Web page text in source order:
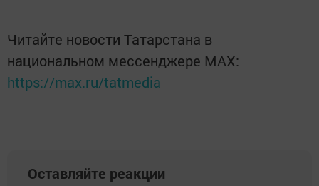
Читайте новости Татарстана в
национальном мессенджере MАХ:
https://max.ru/tatmedia
Оставляйте реакции